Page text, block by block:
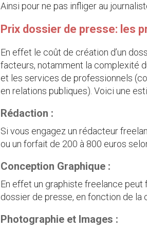
Ainsi pour ne pas infliger au
Prix dossier de presse: les
En effet le coût de création d’un
facteurs, notamment la complexité
et les services de professionnels
en relations publiques). Voici une
Rédaction :
Si vous engagez un rédacteur
ou un forfait de 200 à 800 euros
Conception Graphique :
En effet un graphiste freelance
dossier de presse, en fonction de la
Photographie et Images :